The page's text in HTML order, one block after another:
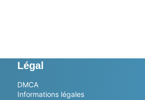
Légal
DMCA
Informations légales